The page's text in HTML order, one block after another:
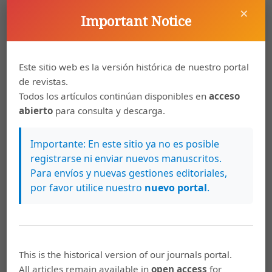
Covey, S. R. (2003). Los siete hábitos de la gente
humanos. México: Lily Solano.
Chiavenato, I. (2002). Gestión del talento humano.
Colombia: MxGraw-Hill Interamericana.
Análisis de los juegos de palabras de Sendra desde el
punto de vista de la lingüística estructural. (Jornadas de
Intercambio en Investigación Educativa y
Psicopedagogía). Recuperado en:
investigacion-educativos/jornadas-de-intercambio-e
juego%20de%20las%20palabras.pdf
×
Important Notice
Este sitio web es la versión histórica de nuestro portal
de revistas.
Todos los artículos continúan disponibles enacceso
abierto para consulta y descarga.
Importante: En este sitio ya no es posible
registrarse ni enviar nuevos manuscritos.
Para envíos y nuevas gestiones editoriales,
por favor utilice nuestro nuevo portal.
This is the historical version of our journals portal.
All articles remain available inopen access for